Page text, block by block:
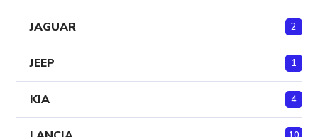
JAGUAR 2
JEEP 1
KIA 4